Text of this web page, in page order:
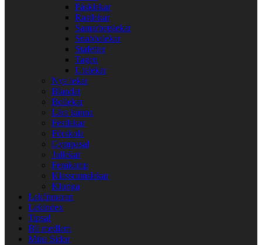
Påsklekar
Rastlekar
Samarbetslekar
Snabbalekar
Stafetter
Tagen
Utelekar
Nya lekar
Blandat
Bollekar
Lära känna
Festlekar
Förskola
Gympasal
Jullekar
Femkamp
Klassrumslekar
Kluriga
Lekfinnaren
Lekindex
Tipsa!
Bli medlem
Mina Sidor